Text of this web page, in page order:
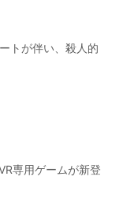
トが伴い、殺人的
専用ゲームが新登